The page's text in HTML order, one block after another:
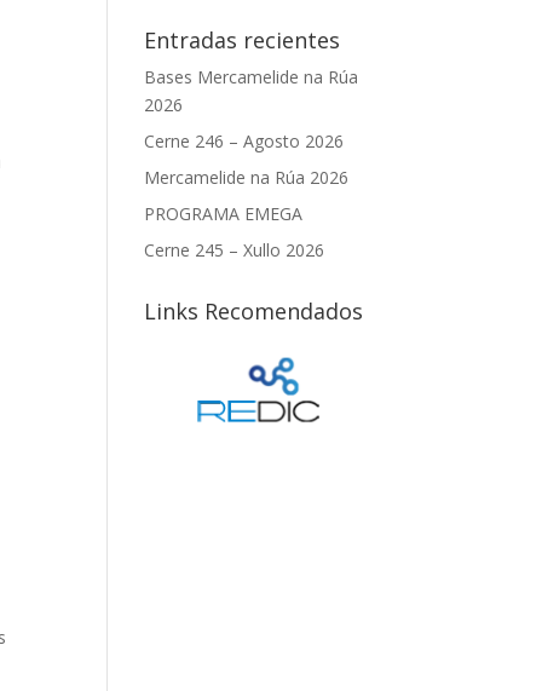
Entradas recientes
Bases Mercamelide na Rúa
2026
Cerne 246 – Agosto 2026
Mercamelide na Rúa 2026
PROGRAMA EMEGA
Cerne 245 – Xullo 2026
Links Recomendados